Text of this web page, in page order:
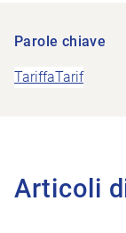
Parole chiave
TariffaTarif
Articoli